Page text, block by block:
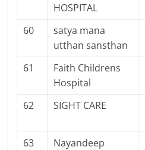
HOSPITAL
60
satya mana
utthan sansthan
61
Faith Childrens
Hospital
62 SIGHT CARE
63
Nayandeep